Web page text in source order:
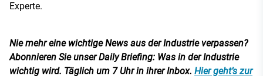
Experte.
Nie mehr eine wichtige News aus der Industrie verpassen?
Abonnieren Sie unser Daily Briefing: Was in der Industrie
wichtig wird. Täglich um 7 Uhr in ihrer Inbox. Hier geht’s zur